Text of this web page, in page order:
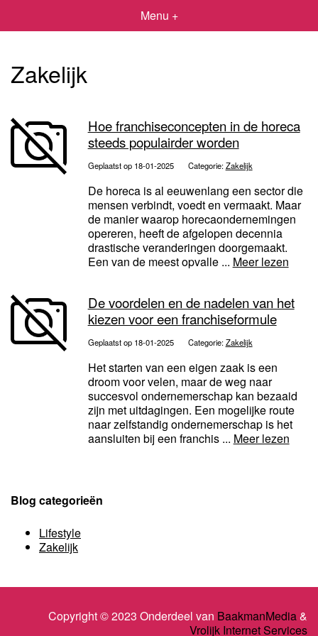
Menu +
Zakelijk
Hoe franchiseconcepten in de horeca
steeds populairder worden
Geplaatst op 18-01-2025 Categorie:Zakelijk
De horeca is al eeuwenlang een sector die
mensen verbindt, voedt en vermaakt. Maar
de manier waarop horecaondernemingen
opereren, heeft de afgelopen decennia
drastische veranderingen doorgemaakt.
Een van de meest opvalle ... Meer lezen
De voordelen en de nadelen van het
kiezen voor een franchiseformule
Geplaatst op 18-01-2025 Categorie:Zakelijk
Het starten van een eigen zaak is een
droom voor velen, maar de weg naar
succesvol ondernemerschap kan bezaaid
zijn met uitdagingen. Een mogelijke route
naar zelfstandig ondernemerschap is het
aansluiten bij een franchis ... Meer lezen
Blog categorieën
Lifestyle
Zakelijk
Copyright © 2023 Onderdeel van BaakmanMedia&
Vrolijk Internet Services